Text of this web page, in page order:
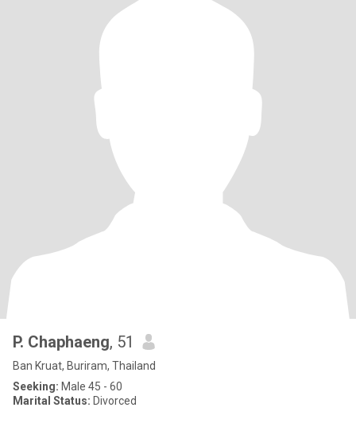
P. Chaphaeng, 51
Ban Kruat, Buriram, Thailand
Seeking: Male 45 - 60
Marital Status: Divorced